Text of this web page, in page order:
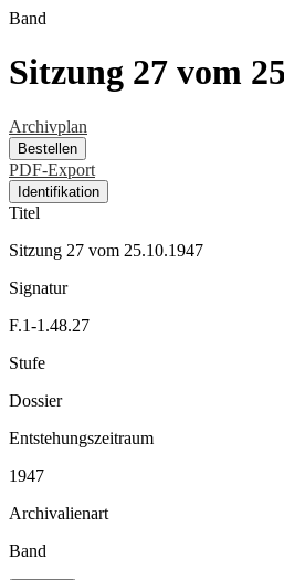
Band
Sitzung 27 vom
Archivplan
Bestellen
PDF-Export
Identifikation
Titel
Sitzung 27 vom 25.10.1947
Signatur
F.1-1.48.27
Stufe
Dossier
Entstehungszeitraum
1947
Archivalienart
Band